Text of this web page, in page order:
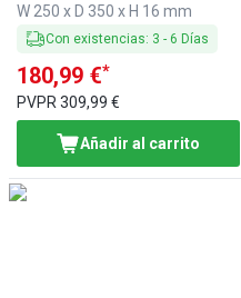
W 250 x D 350 x H 16 mm
Con existencias: 3 - 6 Días
180,99 €*
PVPR 309,99 €
Añadir al carrito